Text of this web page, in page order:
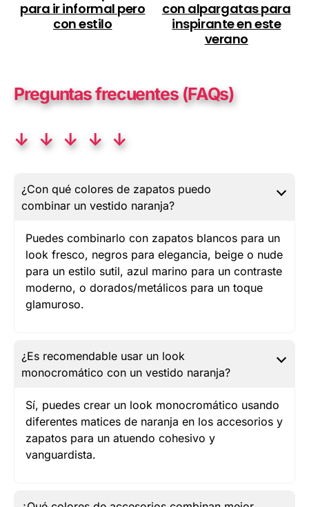
para ir informal pero
con estilo
con alpargatas para
inspirante en este
verano
Preguntas frecuentes (FAQs)
↓ ↓ ↓ ↓ ↓
¿Con qué colores de zapatos puedo
combinar un vestido naranja?
Puedes combinarlo con zapatos blancos para un
look fresco, negros para elegancia, beige o nude
para un estilo sutil, azul marino para un contraste
moderno, o dorados/metálicos para un toque
glamuroso.
¿Es recomendable usar un look
monocromático con un vestido naranja?
Sí, puedes crear un look monocromático usando
diferentes matices de naranja en los accesorios y
zapatos para un atuendo cohesivo y
vanguardista.